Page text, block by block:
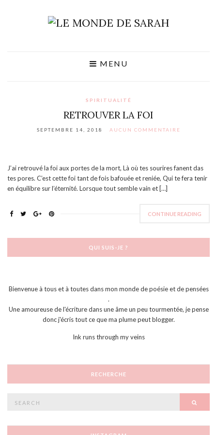
MENU
SPIRITUALITÉ
RETROUVER LA FOI
SEPTEMBRE 14, 2018 AUCUN COMMENTAIRE
J’ai retrouvé la foi aux portes de la mort, Là où tes sourires fanent das
tes pores. C’est cette foi tant de fois bafouée et reniée, Qui te fera tenir
en équilibre sur l’éternité. Lorsque tout semble vain et […]
CONTINUE READING
QUI SUIS-JE ?
Bienvenue à tous et à toutes dans mon monde de poésie et de pensées
.
Une amoureuse de l'écriture dans une âme un peu tourmentée, je pense
donc j'écris tout ce que ma plume peut blogger.
Ink runs through my veins
RECHERCHE
for: